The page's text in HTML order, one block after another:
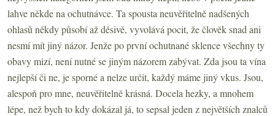
lahve někde na ochutnávce. Ta spousta neuvěřitelně nadšených
ohlasů někdy působí až děsivě, vyvolává pocit, že člověk snad ani
nesmí mít jiný názor. Jenže po první ochutnané sklence všechny ty
obavy mizí, není nutné se jiným názorem zabývat. Zda jsou ta vína
nejlepší či ne, je sporné a nelze určit, každý máme jiný vkus. Jsou,
alespoň pro mne, neuvěřitelně krásná. Docela hezky, a mnohem
lépe, než bych to kdy dokázal já, to sepsal jeden z největších znalců